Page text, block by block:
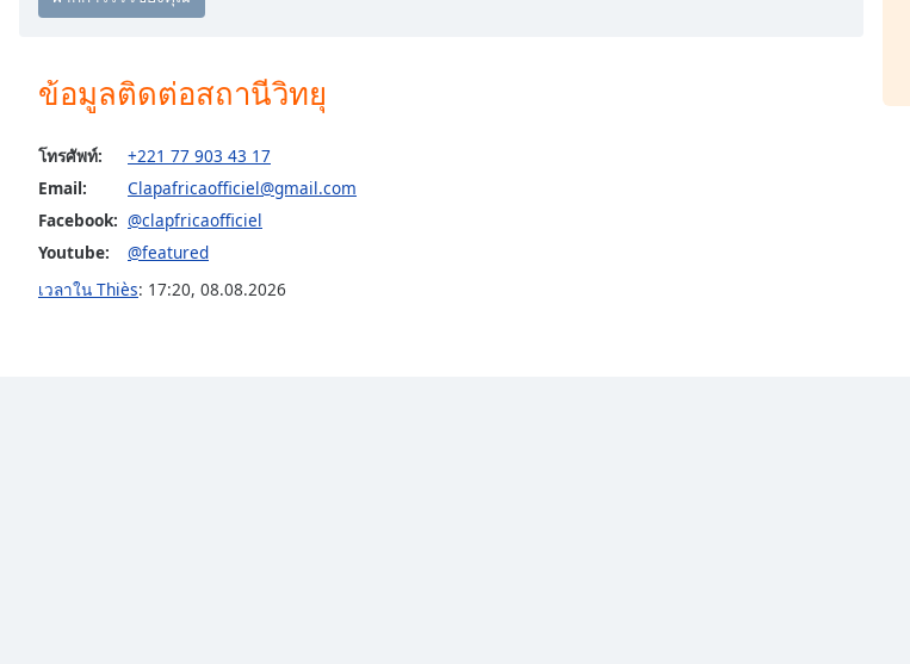
Chapters
descriptions
off,
selected
ข้อมูลติดต่อสถานีวิทยุ
โทรศัพท์:
+221 77 903 43 17
Email:
Clapafricaofficiel@gmail.com
Facebook: @clapfricaofficiel
Youtube:
@featured
เวลาใน Thiès: 17:20, 08.08.2026